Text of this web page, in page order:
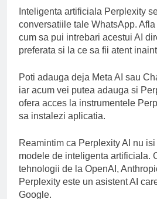
cu
6 Ani
6
Inteligenta artificiala Perplexity
conversatiile tale WhatsApp.
cum sa pui intrebari acestui AI
preferata si la ce sa fii atent
Poti adauga deja Meta AI sau
iar acum vei putea adauga si
ofera acces la instrumentele
sa instalezi aplicatia.
Reamintim ca Perplexity AI nu
modele de inteligenta artificiala.
tehnologii de la OpenAI,
Perplexity este un asistent AI
Google.